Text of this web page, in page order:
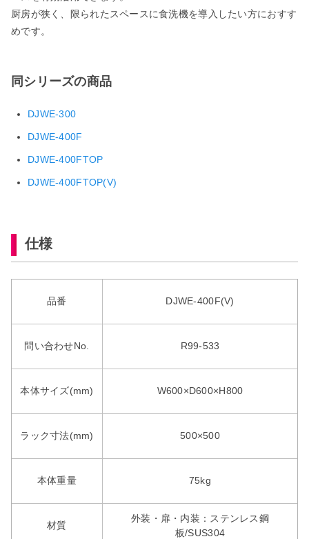
厨房が狭く、限られたスペースに食洗機を導入したい方におすす
めです。
同シリーズの商品
DJWE-300
DJWE-400F
DJWE-400FTOP
DJWE-400FTOP(V)
仕様
品番 DJWE-400F(V)
問い合わせNo. R99-533
本体サイズ(mm) W600×D600×H800
ラック寸法(mm) 500×500
本体重量 75kg
材質
外装・扉・内装：ステンレス鋼
板/SUS304